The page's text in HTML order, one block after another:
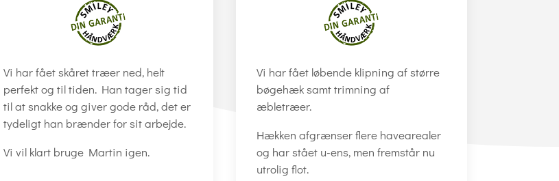
Vi har fået skåret træer ned, helt
perfekt og til tiden. Han tager sig tid
til at snakke og giver gode råd, det er
tydeligt han brænder for sit arbejde.
Vi vil klart bruge Martin igen.
Vi har fået løbende klipning af større
bøgehæk samt trimning af
æbletræer.
Hækken afgrænser flere havearealer
og har stået u-ens, men fremstår nu
utrolig flot.